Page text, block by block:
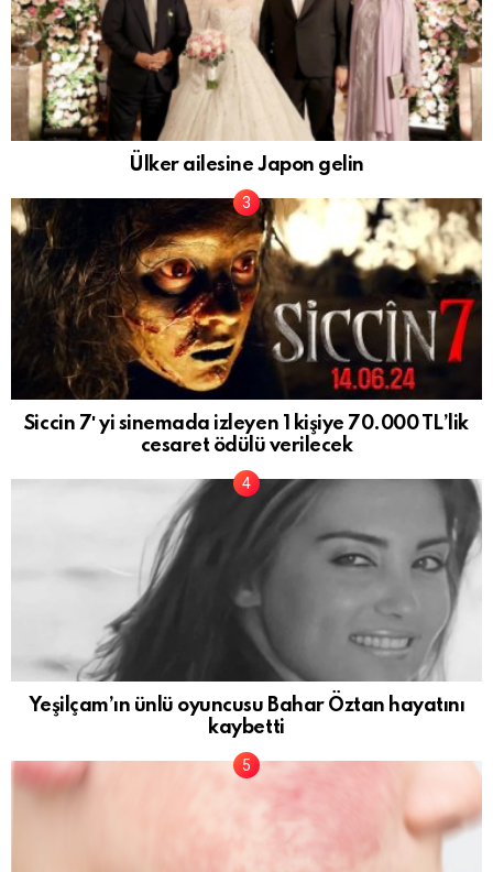
Ülker ailesine Japon gelin
Siccin 7′ yi sinemada izleyen 1 kişiye 70.000 TL’lik
cesaret ödülü verilecek
Yeşilçam’ın ünlü oyuncusu Bahar Öztan hayatını
kaybetti